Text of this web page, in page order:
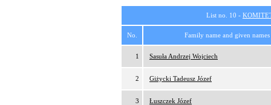
List no. 10 -
No. Family name and given names
1 Sasuła Andrzej Wojciech
2 Giżycki Tadeusz Józef
3 Łuszczek Józef